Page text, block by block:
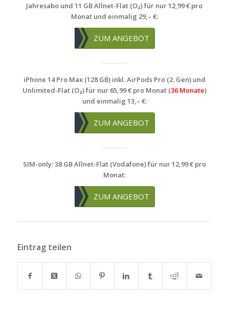
Jahresabo und 11 GB Allnet-Flat (O₂) für nur 12,99 € pro
Monat und einmalig 29,– €:
ZUM ANGEBOT
iPhone 14 Pro Max (128 GB) inkl. AirPods Pro (2. Gen) und
Unlimited-Flat (O₂) für nur 65,99 € pro Monat (36 Monate)
und einmalig 13,– €:
ZUM ANGEBOT
SIM-only: 38 GB Allnet-Flat (Vodafone) für nur 12,99 € pro
Monat:
ZUM ANGEBOT
Eintrag teilen